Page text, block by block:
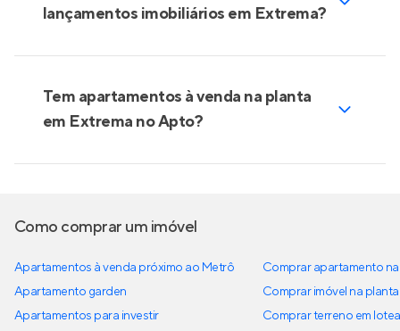
lançamentos imobiliários em Extrema?
Tem apartamentos à venda na planta
em Extrema no Apto?
Como comprar um imóvel
Apartamentos à venda próximo ao Metrô
Apartamento garden
Apartamentos para investir
Comprar apartamento
Comprar imóvel na planta
Comprar terreno em